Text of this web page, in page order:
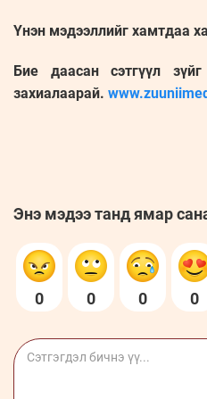
Үнэн мэдээллийг хамтдаа
Бие даасан сэтгүүл
захиалаарай.
Энэ мэдээ танд ямар
0 0 0 0